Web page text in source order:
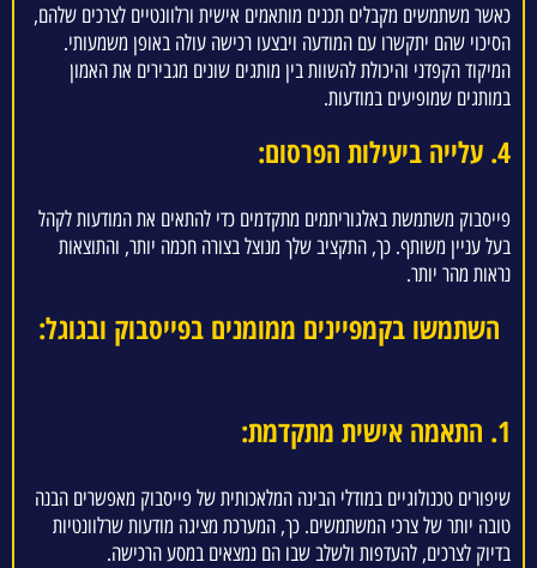
כאשר משתמשים מקבלים תכנים מותאמים אישית ורלוונטיים לצרכים שלהם,
הסיכוי שהם יתקשרו עם המודעה ויבצעו רכישה עולה באופן משמעותי.
המיקוד הקפדני והיכולת להשוות בין מותגים שונים מגבירים את האמון
במותגים שמופיעים במודעות.
4. עלייה ביעילות הפרסום:
פייסבוק משתמשת באלגוריתמים מתקדמים כדי להתאים את המודעות לקהל
בעל עניין משותף. כך, התקציב שלך מנוצל בצורה חכמה יותר, והתוצאות
נראות מהר יותר.
השתמשו בקמפיינים ממומנים בפייסבוק ובגוגל:
1. התאמה אישית מתקדמת:
שיפורים טכנולוגיים במודלי הבינה המלאכותית של פייסבוק מאפשרים הבנה
טובה יותר של צרכי המשתמשים. כך, המערכת מציגה מודעות שרלוונטיות
בדיוק לצרכים, להעדפות ולשלב שבו הם נמצאים במסע הרכישה.